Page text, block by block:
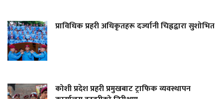
प्राविधिक प्रहरी अधिकृतहरू दर्ज्यानी चिह्नद्वारा सुशोभित
कोशी प्रदेश प्रहरी प्रमुखबाट ट्राफिक व्यवस्थापन